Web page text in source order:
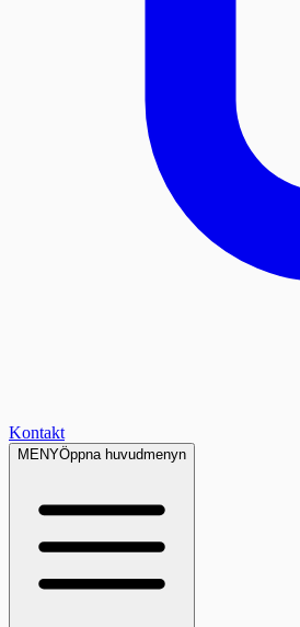
Kontakt
MENYÖppna huvudmenyn